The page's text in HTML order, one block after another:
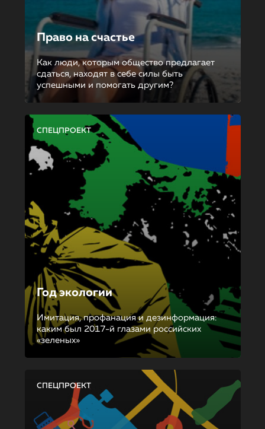
Право на счастье
Как люди, которым общество предлагает
сдаться, находят в себе силы быть
успешными и помогать другим?
СПЕЦПРОЕКТ
Год экологии
Имитация, профанация и дезинформация:
каким был 2017-й глазами российских
«зеленых»
СПЕЦПРОЕКТ